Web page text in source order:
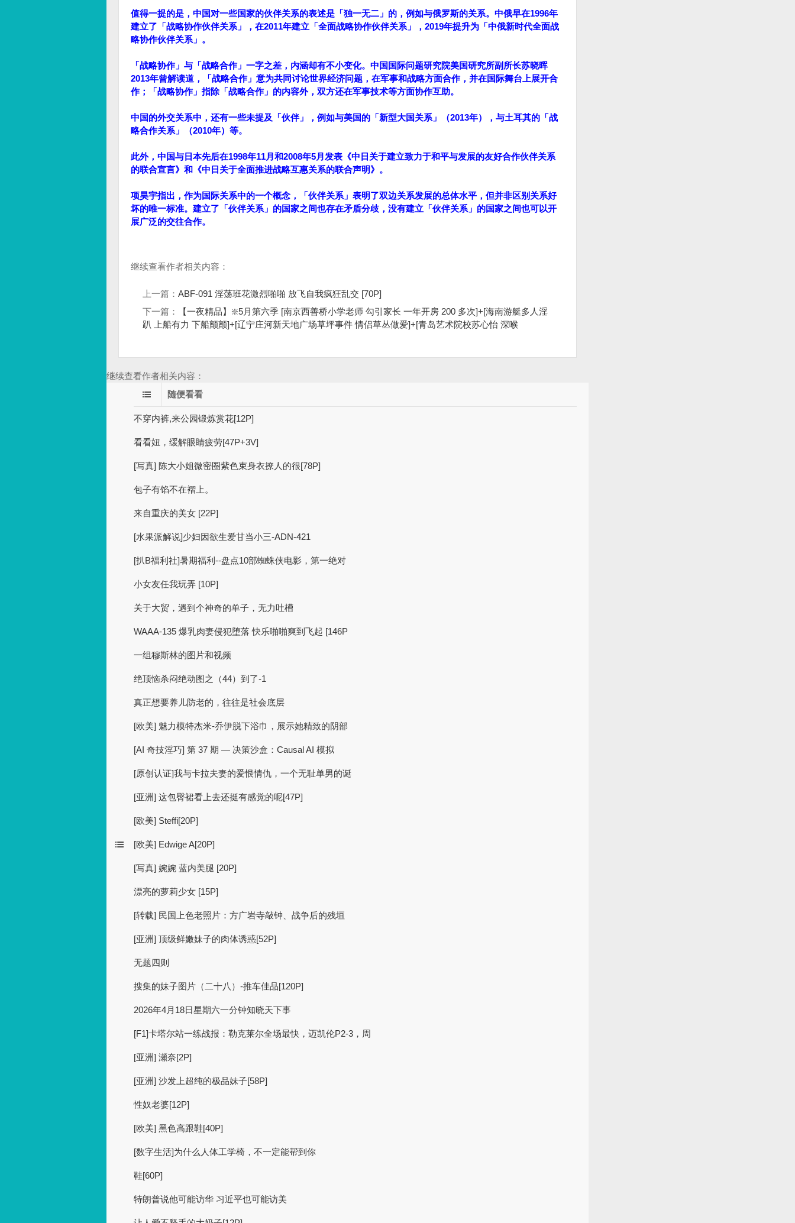
值得一提的是，中国对一些国家的伙伴关系的表述是「独一无二」的，例如与俄罗斯的关系。中俄早在1996年
建立了「战略协作伙伴关系」，在2011年建立「全面战略协作伙伴关系」，2019年提升为「中俄新时代全面战
略协作伙伴关系」。
「战略协作」与「战略合作」一字之差，内涵却有不小变化。中国国际问题研究院美国研究所副所长苏晓晖
2013年曾解读道，「战略合作」意为共同讨论世界经济问题，在军事和战略方面合作，并在国际舞台上展开合
作；「战略协作」指除「战略合作」的内容外，双方还在军事技术等方面协作互助。
中国的外交关系中，还有一些未提及「伙伴」，例如与美国的「新型大国关系」（2013年），与土耳其的「战
略合作关系」（2010年）等。
此外，中国与日本先后在1998年11月和2008年5月发表《中日关于建立致力于和平与发展的友好合作伙伴关系
的联合宣言》和《中日关于全面推进战略互惠关系的联合声明》。
项昊宇指出，作为国际关系中的一个概念，「伙伴关系」表明了双边关系发展的总体水平，但并非区别关系好
坏的唯一标准。建立了「伙伴关系」的国家之间也存在矛盾分歧，没有建立「伙伴关系」的国家之间也可以开
展广泛的交往合作。
继续查看作者相关内容：
上一篇： ABF-091 淫荡班花激烈啪啪 放飞自我疯狂乱交 [70P]
下一篇：
【一夜精品】❇️5月第六季 [南京西善桥小学老师 勾引家长 一年开房 200 多次]+[海南游艇多人淫
趴 上船有力 下船颤颤]+[辽宁庄河新天地广场草坪事件 情侣草丛做爱]+[青岛艺术院校苏心怡 深喉
继续查看作者相关内容：
随便看看
不穿内裤,来公园锻炼赏花[12P]
看看妞，缓解眼睛疲劳[47P+3V]
[写真] 陈大小姐微密圈紫色束身衣撩人的很[78P]
包子有馅不在褶上。
来自重庆的美女 [22P]
[水果派解说]少妇因欲生爱甘当小三-ADN-421
[扒B福利社]暑期福利--盘点10部蜘蛛侠电影，第一绝对
小女友任我玩弄 [10P]
关于大贸，遇到个神奇的单子，无力吐槽
WAAA-135 爆乳肉妻侵犯堕落 快乐啪啪爽到飞起 [146P
一组穆斯林的图片和视频
绝顶恼杀闷绝动图之（44）到了-1
真正想要养儿防老的，往往是社会底层
[欧美] 魅力模特杰米-乔伊脱下浴巾，展示她精致的阴部
[AI 奇技淫巧] 第 37 期 — 决策沙盒：Causal AI 模拟
[原创认证]我与卡拉夫妻的爱恨情仇，一个无耻单男的诞
[亚洲] 这包臀裙看上去还挺有感觉的呢[47P]
[欧美] Steffi[20P]
[欧美] Edwige A[20P]
[写真] 婉婉 蓝内美腿 [20P]
漂亮的萝莉少女 [15P]
[转载] 民国上色老照片：方广岩寺敲钟、战争后的残垣
[亚洲] 顶级鲜嫩妹子的肉体诱惑[52P]
无题四则
搜集的妹子图片（二十八）-推车佳品[120P]
2026年4月18日星期六一分钟知晓天下事
[F1]卡塔尔站一练战报：勒克莱尔全场最快，迈凯伦P2-3，周
[亚洲] 瀬奈[2P]
[亚洲] 沙发上超纯的极品妹子[58P]
性奴老婆[12P]
[欧美] 黑色高跟鞋[40P]
[数字生活]为什么人体工学椅，不一定能帮到你
鞋[60P]
特朗普说他可能访华 习近平也可能访美